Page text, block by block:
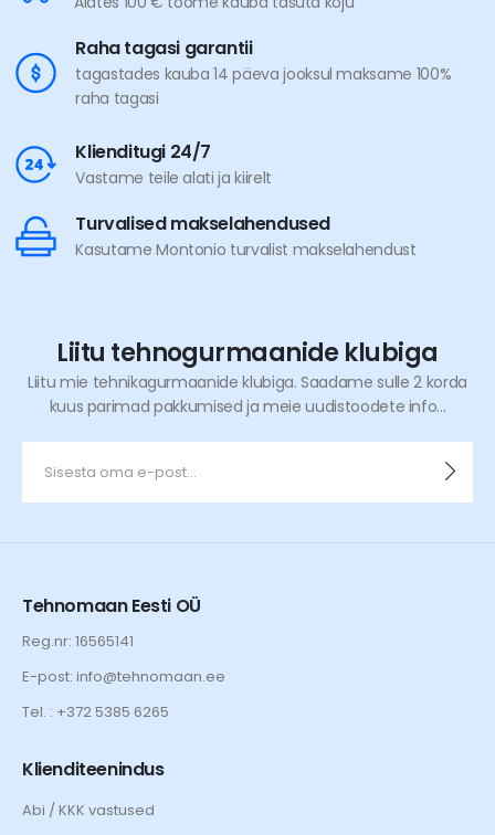
Raha tagasi garantii
tagastades kauba 14 päeva jooksul maksame 100%
raha tagasi
Klienditugi 24/7
Vastame teile alati ja kiirelt
Turvalised makselahendused
Kasutame Montonio turvalist makselahendust
Liitu tehnogurmaanide klubiga
Liitu mie tehnikagurmaanide klubiga. Saadame sulle 2 korda
kuus parimad pakkumised ja meie uudistoodete info...
Tehnomaan Eesti OÜ
Reg.nr: 16565141
E-post: info@tehnomaan.ee
Tel. : +372 5385 6265
Klienditeenindus
Abi / KKK vastused